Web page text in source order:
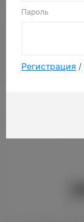
Пароль
Регистрация /